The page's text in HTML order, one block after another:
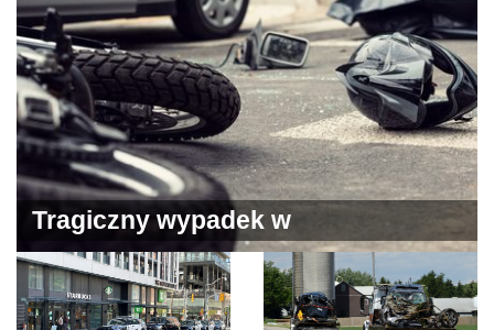
Tragiczny wypadek w
Schaumburgu - nie żyje 2
motocyklistów